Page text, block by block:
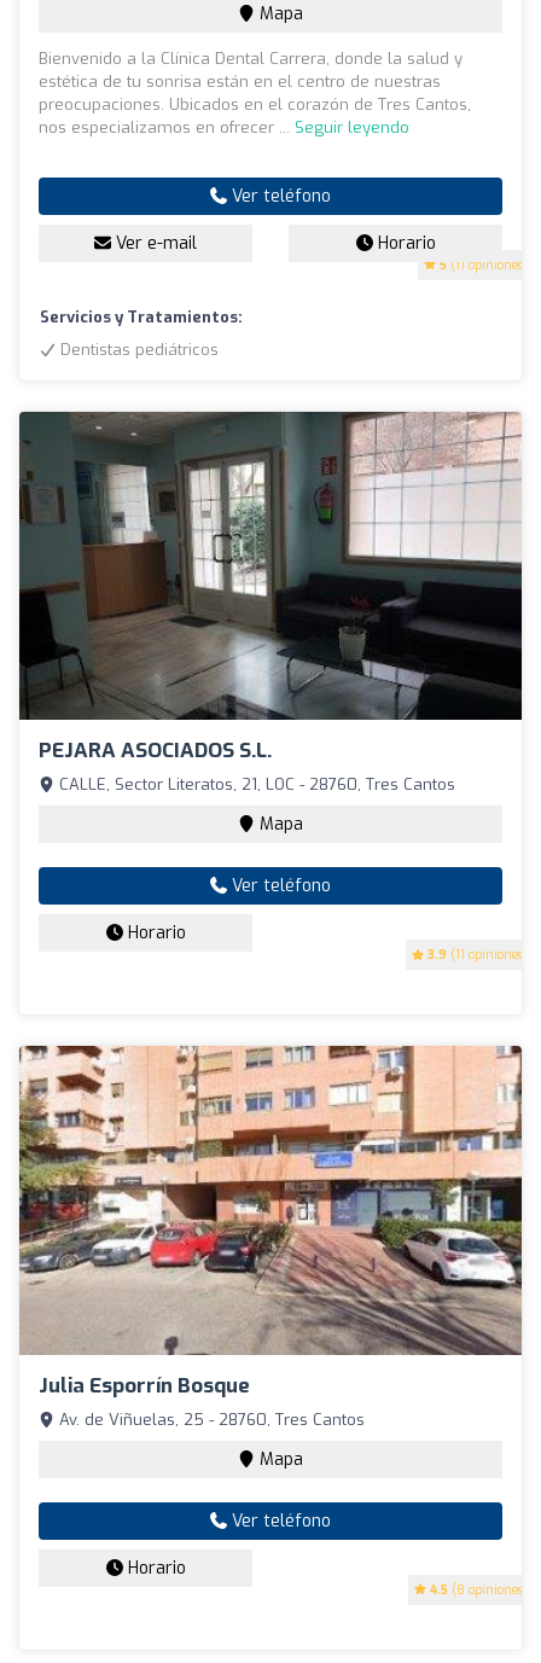
5 (11 opiniones)
Mapa
Bienvenido a la Clínica Dental Carrera, donde la salud y
estética de tu sonrisa están en el centro de nuestras
preocupaciones. Ubicados en el corazón de Tres Cantos,
nos especializamos en ofrecer ... Seguir leyendo
Ver teléfono
Ver e-mail Horario
Servicios y Tratamientos:
Dentistas pediátricos
PEJARA ASOCIADOS S.L.
3.9 (11 opiniones)
CALLE, Sector Literatos, 21, LOC - 28760, Tres Cantos
Mapa
Ver teléfono
Horario
Julia Esporrín Bosque
4.5 (8 opiniones)
Av. de Viñuelas, 25 - 28760, Tres Cantos
Mapa
Ver teléfono
Horario